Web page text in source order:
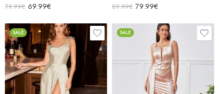
79.99€ 69.99€ 89.99€ 79.99€
SALE SALE